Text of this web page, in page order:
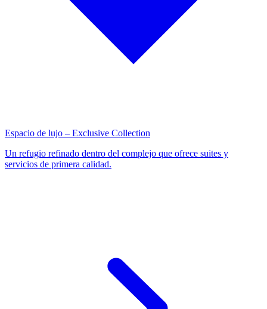
Espacio de lujo – Exclusive Collection
Un refugio refinado dentro del complejo que ofrece suites y
servicios de primera calidad.